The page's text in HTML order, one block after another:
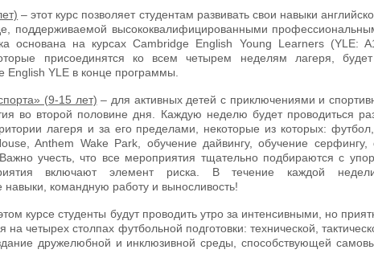
– этот курс позволяет студентам развивать свои навыки
поддерживаемой высококвалифицированными
основана на курсах Cambridge English Young Learners (YLE:
присоединятся ко всем четырем неделям лагеря,
English YLE в конце программы.
(9-15 лет) – для активных детей с приключениями и
во второй половине дня. Каждую неделю будет проводиться
лагеря и за его пределами, некоторые из которых:
Anthem Wake Park, обучение дайвингу, обучение серфингу,
учесть, что все мероприятия тщательно подбираются с
включают элемент риска. В течение каждой
командную работу и выносливость!
курсе студенты будут проводить утро за интенсивными, но
четырех столпах футбольной подготовки: технической,
дружелюбной и инклюзивной среды, способствующей